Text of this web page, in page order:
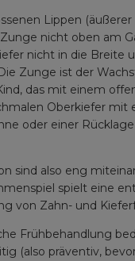
Lippen
nicht oben am
nicht in die Breite
Zunge ist der
das mit einem
Oberkiefer mit
oder einer
sind also eng
spielt eine
von Zahn- und
Frühbehandlung
(also präventiv,